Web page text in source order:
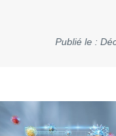
Publié le :